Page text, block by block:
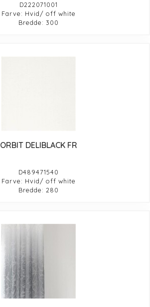
D222071001
Farve: Hvid/ off white
Bredde: 300
ORBIT DELIBLACK FR
D489471540
Farve: Hvid/ off white
Bredde: 280